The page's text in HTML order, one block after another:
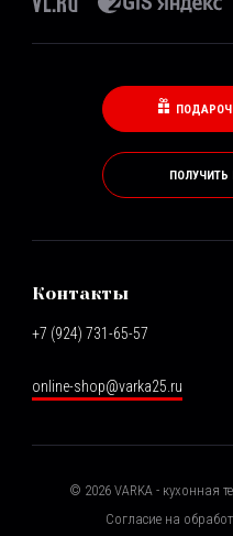
ПОЛУЧИТЬ
Контакты
+7 (924) 731-65-57
online-shop@varka25.ru
© 2026VARKA - кухонная
Согласие на